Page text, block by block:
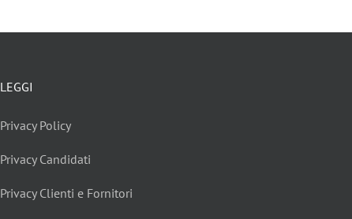
LEGGI
Privacy Policy
Privacy Candidati
Privacy Clienti e Fornitori